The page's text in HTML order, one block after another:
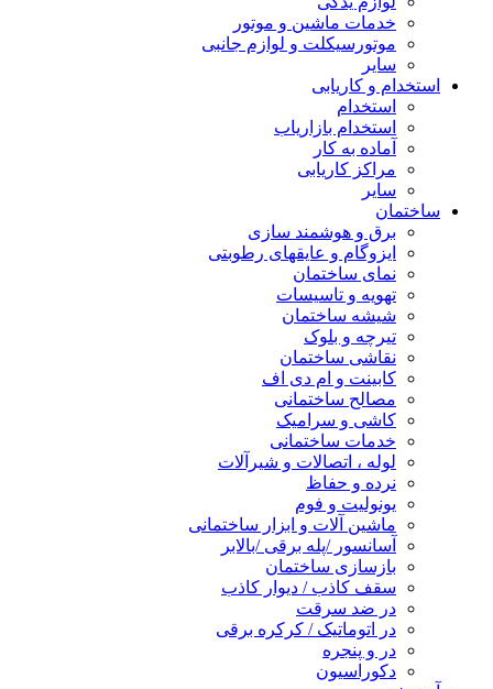
خدمات ماشین و موتور
موتورسیکلت و لوازم جانبی
سایر
استخدام و کاریابی
استخدام
استخدام بازاریاب
آماده به کار
مراکز کاریابی
سایر
ساختمان
برق و هوشمند سازی
ایزوگام و عایقهای رطوبتی
نمای ساختمان
تهویه و تاسیسات
شیشه ساختمان
تیرچه و بلوک
نقاشی ساختمان
کابینت و ام دی اف
مصالح ساختمانی
کاشی و سرامیک
خدمات ساختمانی
لوله ، اتصالات و شیرآلات
نرده و حفاظ
یونولیت و فوم
ماشین آلات و ابزار ساختمانی
آسانسور /پله برقی /بالابر
بازسازی ساختمان
سقف کاذب / دیوار کاذب
در ضد سرقت
در اتوماتیک / کرکره برقی
در و پنجره
دکوراسیون